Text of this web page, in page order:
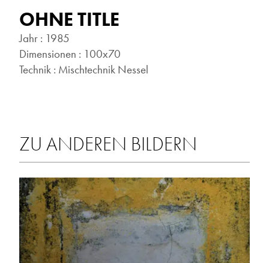
OHNE TITLE
Jahr : 1985
Dimensionen : 100x70
Technik : Mischtechnik Nessel
ZU ANDEREN BILDERN